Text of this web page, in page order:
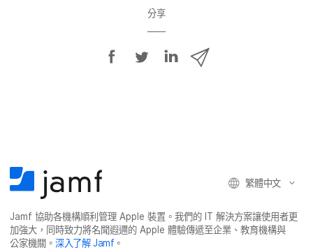
分享
分
享
o
k
分
r
分
享
I
n
繁體​中文
Jamf協助​各​機構​順利​管理 Apple裝置。​我們​的 IT解決​方案​讓​使用​者​更​
加強​大，​同時​致力​將​名聞​遐邇​的 Apple體驗​傳遞​至​企業、​教育​機構​與​
公家​機關。深入​了​解Jamf。